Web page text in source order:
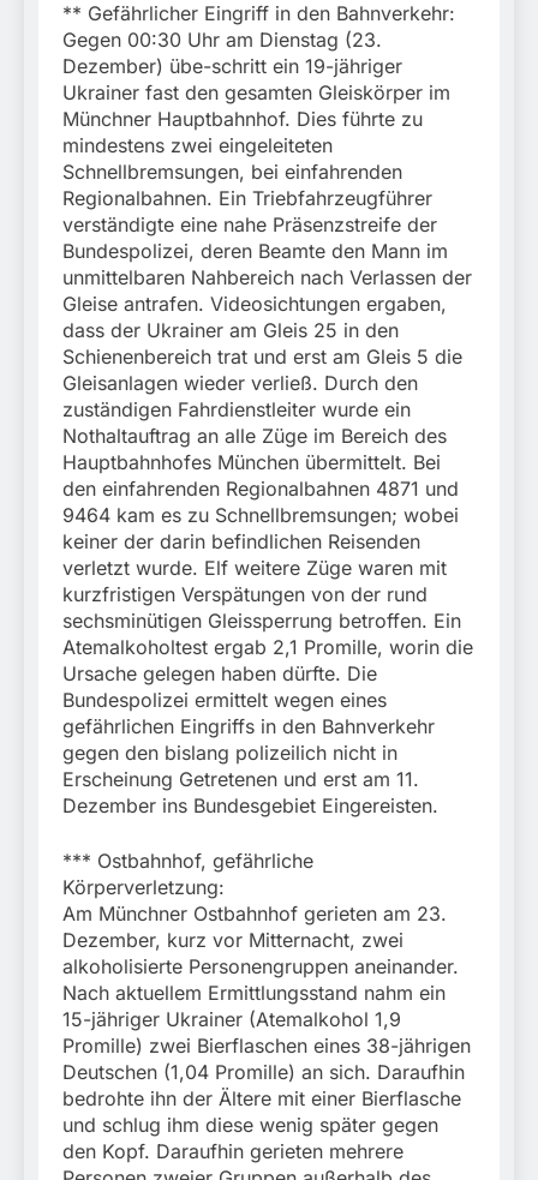
** Gefährlicher Eingriff in den Bahnverkehr:
Gegen 00:30 Uhr am Dienstag (23.
Dezember) übe-schritt ein 19-jähriger
Ukrainer fast den gesamten Gleiskörper im
Münchner Hauptbahnhof. Dies führte zu
mindestens zwei eingeleiteten
Schnellbremsungen, bei einfahrenden
Regionalbahnen. Ein Triebfahrzeugführer
verständigte eine nahe Präsenzstreife der
Bundespolizei, deren Beamte den Mann im
unmittelbaren Nahbereich nach Verlassen der
Gleise antrafen. Videosichtungen ergaben,
dass der Ukrainer am Gleis 25 in den
Schienenbereich trat und erst am Gleis 5 die
Gleisanlagen wieder verließ. Durch den
zuständigen Fahrdienstleiter wurde ein
Nothaltauftrag an alle Züge im Bereich des
Hauptbahnhofes München übermittelt. Bei
den einfahrenden Regionalbahnen 4871 und
9464 kam es zu Schnellbremsungen; wobei
keiner der darin befindlichen Reisenden
verletzt wurde. Elf weitere Züge waren mit
kurzfristigen Verspätungen von der rund
sechsminütigen Gleissperrung betroffen. Ein
Atemalkoholtest ergab 2,1 Promille, worin die
Ursache gelegen haben dürfte. Die
Bundespolizei ermittelt wegen eines
gefährlichen Eingriffs in den Bahnverkehr
gegen den bislang polizeilich nicht in
Erscheinung Getretenen und erst am 11.
Dezember ins Bundesgebiet Eingereisten.
*** Ostbahnhof, gefährliche
Körperverletzung:
Am Münchner Ostbahnhof gerieten am 23.
Dezember, kurz vor Mitternacht, zwei
alkoholisierte Personengruppen aneinander.
Nach aktuellem Ermittlungsstand nahm ein
15-jähriger Ukrainer (Atemalkohol 1,9
Promille) zwei Bierflaschen eines 38-jährigen
Deutschen (1,04 Promille) an sich. Daraufhin
bedrohte ihn der Ältere mit einer Bierflasche
und schlug ihm diese wenig später gegen
den Kopf. Daraufhin gerieten mehrere